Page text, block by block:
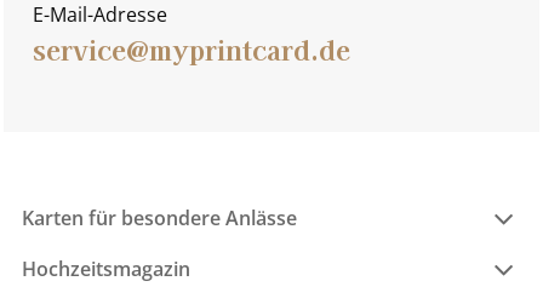
E-Mail-Adresse
service@myprintcard.de
Karten für besondere Anlässe
Hochzeitsmagazin